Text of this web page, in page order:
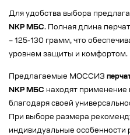
Для удобства выбора
NKP МБС. Полная длина
– 125-130 грамм, что
уровнем защиты и комфортом.
Предлагаемые МОССИЗ
NKP МБС находят применение
благодаря своей
При выборе размера
индивидуальные особенности